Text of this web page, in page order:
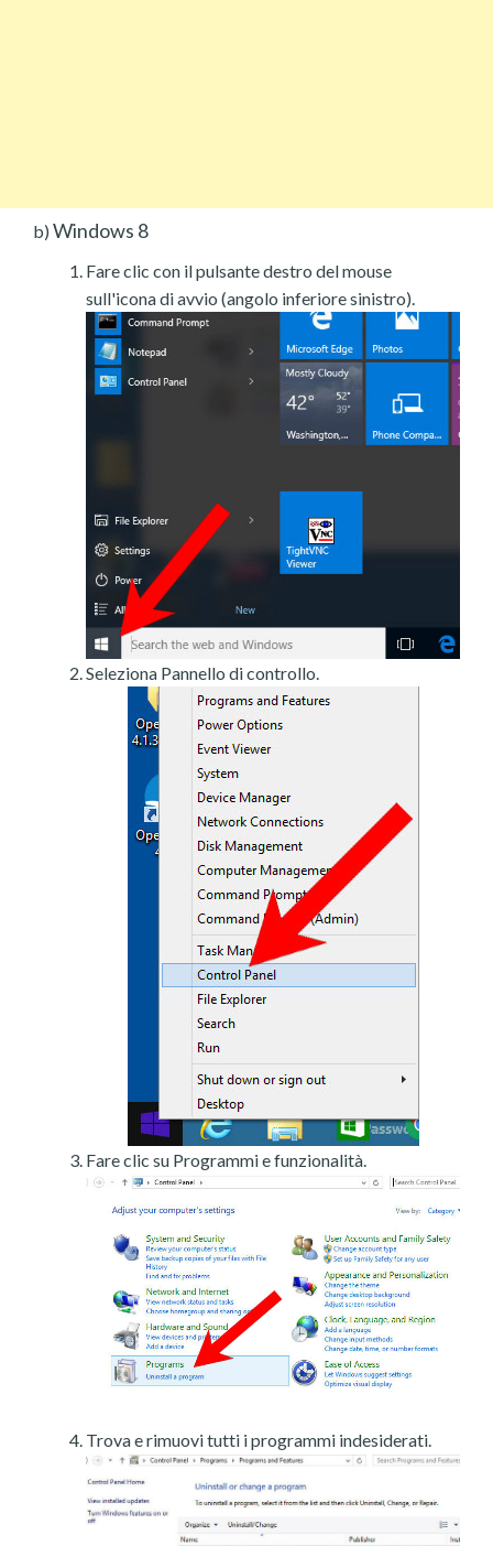
b) Windows 8
Fare clic con il pulsante destro del mouse
sull'icona di avvio (angolo inferiore sinistro).
Seleziona Pannello di controllo.
Fare clic su Programmi e funzionalità.
Trova e rimuovi tutti i programmi indesiderati.